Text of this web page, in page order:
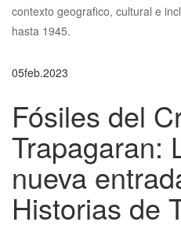
contexto geografico, cultural e
hasta 1945.
05feb.2023
Fósiles del
Trapagaran:
nueva
Historias de